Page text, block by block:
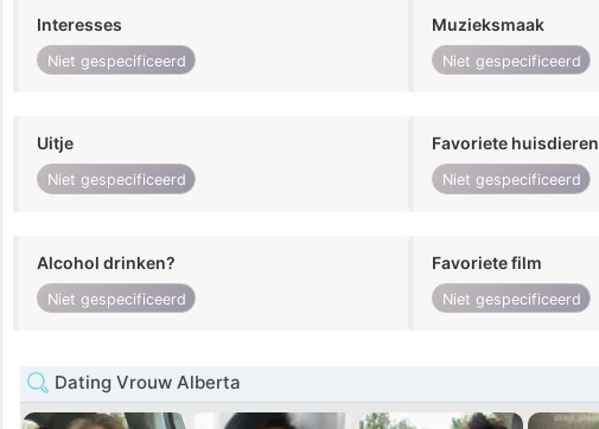
Interesses
Niet gespecificeerd
Muzieksmaak
Niet gespecificeerd
Uitje
Niet gespecificeerd
Favoriete huisdieren
Niet gespecificeerd
Alcohol drinken?
Niet gespecificeerd
Favoriete film
Niet gespecificeerd
Dating Vrouw Alberta